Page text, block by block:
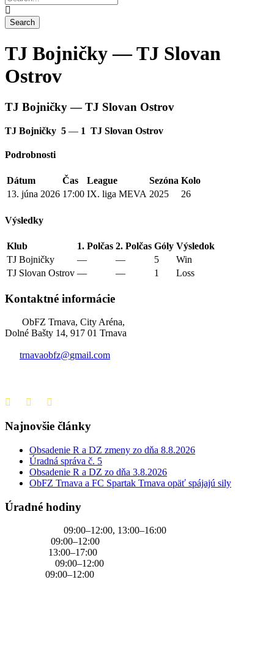
TJ Bojničky — TJ Slovan
Ostrov
TJ Bojničky — TJ Slovan Ostrov
TJ Bojničky 5 — 1 TJ Slovan Ostrov
Podrobnosti
Dátum Čas League Sezóna Kolo
13. júna 2026 17:00 IX. liga MEVA 2025 26
Výsledky
Klub 1. Polčas 2. Polčas Góly Výsledok
TJ Bojničky
— — 5
Win
TJ Slovan Ostrov — — 1 Loss
Kontaktné informácie
ObFZ Trnava, City Aréna,
Dolné Bašty 14, 917 01 Trnava
trnavaobfz@gmail.com
Najnovšie články
Obsadenie R a DZ zmeny zo dňa 8.8.2026
Úradná správa č. 5
Obsadenie R a DZ zo dňa 3.8.2026
ObFZ Trnava a FC Spartak Trnava opäť spájajú sily
Úradné hodiny
09:00–12:00, 13:00–16:00
09:00–12:00
13:00–17:00
09:00–12:00
09:00–12:00